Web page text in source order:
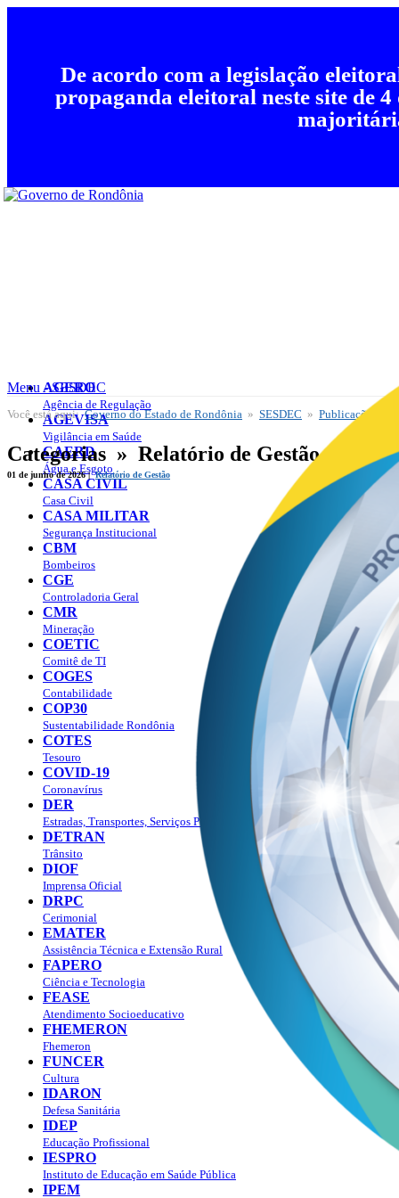
De acordo com a legislação
propaganda eleitoral neste site de
AGERO
Agência de Regulação
AGEVISA
Vigilância em Saúde
CAERD
Água e Esgoto
CASA CIVIL
Casa Civil
CASA MILITAR
Segurança Institucional
CBM
Bombeiros
CGE
Controladoria Geral
CMR
Mineração
COETIC
Comitê de TI
COGES
Contabilidade
COP30
Sustentabilidade Rondônia
COTES
Tesouro
COVID-19
Coronavírus
DER
Estradas, Transportes, Serviços Públicos
DETRAN
Trânsito
DIOF
Imprensa Oficial
DRPC
Cerimonial
EMATER
Assistência Técnica e Extensão Rural
FAPERO
Ciência e Tecnologia
FEASE
Atendimento Socioeducativo
FHEMERON
Fhemeron
FUNCER
Cultura
IDARON
Defesa Sanitária
IDEP
Educação Profissional
IESPRO
Instituto de Educação em Saúde Pública
IPEM
Menu - SESDEC
SESDEC
Publicações
Você está aqui:Governo do Estado de Rondônia » SESDEC » Publicações »
Categorias » Relatório de Gestão
01 de junho de 2026 |Relatório de Gestão